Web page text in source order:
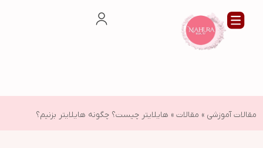
مقالات آموزشی » مقالات » هایلایتر چیست؟ چگونه هایلایتر بزنیم؟